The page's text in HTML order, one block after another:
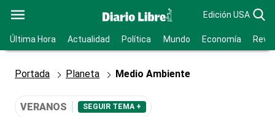
Edición USA
Última Hora Actualidad Política Mundo Economía
Portada Planeta Medio Ambiente
VERANOS SEGUIR TEMA +